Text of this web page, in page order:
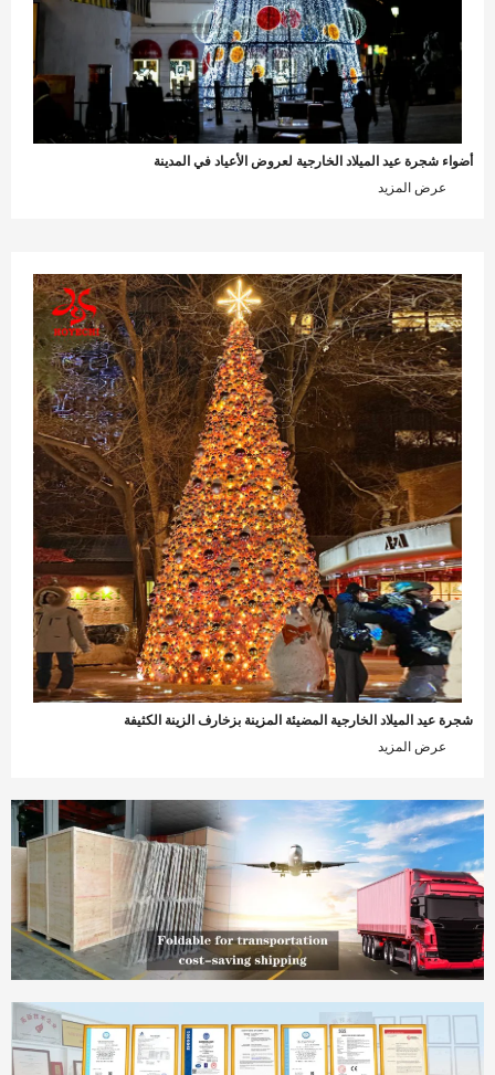
شجرة عيد الميلاد الخارجية لعروض الأعياد في المدينة
عرض المزيد
عيد الميلاد الخارجية المضيئة المزينة بزخارف الزينة الكثيفة
عرض المزيد